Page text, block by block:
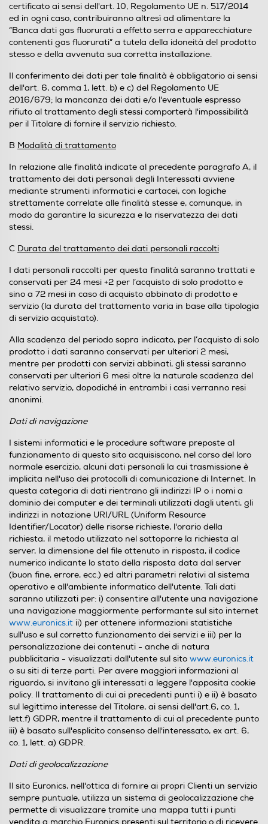
certificato ai sensi dell'art. 10, Regolamento UE n. 517/2014
ed in ogni caso, contribuiranno altresì ad alimentare la
“Banca dati gas fluorurati a effetto serra e apparecchiature
contenenti gas fluorurati” a tutela della idoneità del prodotto
stesso e della avvenuta sua corretta installazione.
Il conferimento dei dati per tale finalità è obbligatorio ai sensi
dell'art. 6, comma 1, lett. b) e c) del Regolamento UE
2016/679; la mancanza dei dati e/o l'eventuale espresso
rifiuto al trattamento degli stessi comporterà l'impossibilità
per il Titolare di fornire il servizio richiesto.
B Modalità di trattamento
In relazione alle finalità indicate al precedente paragrafo A, il
trattamento dei dati personali degli Interessati avviene
mediante strumenti informatici e cartacei, con logiche
strettamente correlate alle finalità stesse e, comunque, in
modo da garantire la sicurezza e la riservatezza dei dati
stessi.
C Durata del trattamento dei dati personali raccolti
I dati personali raccolti per questa finalità saranno trattati e
conservati per 24 mesi +2 per l’acquisto di solo prodotto e
sino a 72 mesi in caso di acquisto abbinato di prodotto e
servizio (la durata del trattamento varia in base alla tipologia
di servizio acquistato).
Alla scadenza del periodo sopra indicato, per l’acquisto di solo
prodotto i dati saranno conservati per ulteriori 2 mesi,
mentre per prodotti con servizi abbinati, gli stessi saranno
conservati per ulteriori 6 mesi oltre la naturale scadenza del
relativo servizio, dopodiché in entrambi i casi verranno resi
anonimi.
Dati di navigazione
I sistemi informatici e le procedure software preposte al
funzionamento di questo sito acquisiscono, nel corso del loro
normale esercizio, alcuni dati personali la cui trasmissione è
implicita nell'uso dei protocolli di comunicazione di Internet. In
questa categoria di dati rientrano gli indirizzi IP o i nomi a
dominio dei computer e dei terminali utilizzati dagli utenti, gli
indirizzi in notazione URI/URL (Uniform Resource
Identifier/Locator) delle risorse richieste, l'orario della
richiesta, il metodo utilizzato nel sottoporre la richiesta al
server, la dimensione del file ottenuto in risposta, il codice
numerico indicante lo stato della risposta data dal server
(buon fine, errore, ecc.) ed altri parametri relativi al sistema
operativo e all'ambiente informatico dell'utente. Tali dati
saranno utilizzati per: i) consentire all'utente una navigazione
una navigazione maggiormente performante sul sito internet
www.euronics.it ii) per ottenere informazioni statistiche
sull'uso e sul corretto funzionamento dei servizi e iii) per la
personalizzazione dei contenuti - anche di natura
pubblicitaria - visualizzati dall'utente sul sito www.euronics.it
o su siti di terze parti. Per avere maggiori informazioni al
riguardo, si invitano gli interessati a leggere l'apposita cookie
policy. Il trattamento di cui ai precedenti punti i) e ii) è basato
sul legittimo interesse del Titolare, ai sensi dell'art.6, co. 1,
lett.f) GDPR, mentre il trattamento di cui al precedente punto
iii) è basato sull'esplicito consenso dell'interessato, ex art. 6,
co. 1, lett. a) GDPR.
Dati di geolocalizzazione
Il sito Euronics, nell'ottica di fornire ai propri Clienti un servizio
sempre puntuale, utilizza un sistema di geolocalizzazione che
permette di visualizzare tramite una mappa tutti i punti
vendita a marchio Euronics presenti sul territorio o di ricevere